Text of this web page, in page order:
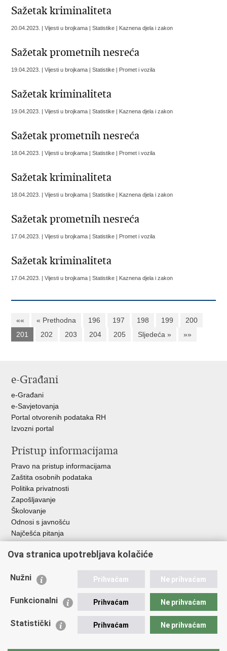
Sažetak kriminaliteta
20.04.2023. | Vijesti u brojkama | Statistike | Kaznena djela i zakon
Sažetak prometnih nesreća
19.04.2023. | Vijesti u brojkama | Statistike | Promet i vozila
Sažetak kriminaliteta
19.04.2023. | Vijesti u brojkama | Statistike | Kaznena djela i zakon
Sažetak prometnih nesreća
18.04.2023. | Vijesti u brojkama | Statistike | Promet i vozila
Sažetak kriminaliteta
18.04.2023. | Vijesti u brojkama | Statistike | Kaznena djela i zakon
Sažetak prometnih nesreća
17.04.2023. | Vijesti u brojkama | Statistike | Promet i vozila
Sažetak kriminaliteta
17.04.2023. | Vijesti u brojkama | Statistike | Kaznena djela i zakon
«« « Prethodna 196 197 198 199
200
201
202 203 204 205 Sljedeća » »»
e-Građani
e-Građani
e-Savjetovanja
Portal otvorenih podataka RH
Izvozni portal
Pristup informacijama
Pravo na pristup informacijama
Zaštita osobnih podataka
Politika privatnosti
Zapošljavanje
Školovanje
Odnosi s javnošću
Najčešća pitanja
Važne poveznice
EMN Nacionalna kontaktna točka za Republiku Hrvatsku
Policijska akademija
Zaklada policijske solidarnosti
Sindikati
Ova stranica upotrebljava kolačiće
Nužni Prihvaćam Ne prihvaćam
Funkcionalni Prihvaćam Ne prihvaćam
Statistički Prihvaćam Ne prihvaćam